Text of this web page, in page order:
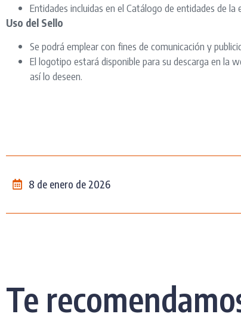
Entidades incluidas en el Catálogo de entidades de
Uso del Sello
Se podrá emplear con fines de comunicación y
El logotipo estará disponible para su descarga en la
así lo deseen.
8 de enero de 2026
Te